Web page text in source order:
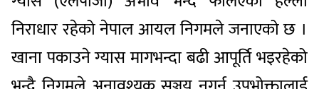
निराधार रहेको नेपाल आयल निगमले जनाएको छ ।
खाना पकाउने ग्यास मागभन्दा बढी आपूर्ति भइरहेको